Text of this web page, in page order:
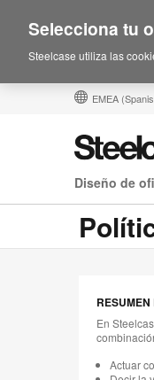
EMEA
Diseño de
En
Actuar
Selecciona tu
Steelcase utiliza las